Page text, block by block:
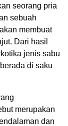
seorang pria
sebuah
membuat
Dari hasil
jenis sabu
di saku
merupakan
dan